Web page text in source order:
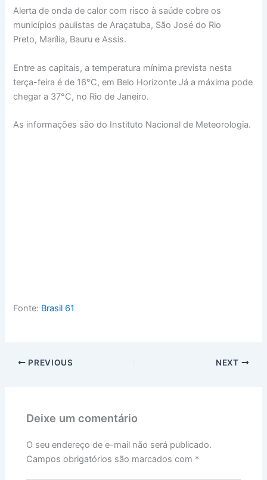
Alerta de onda de calor com risco à saúde cobre os
municípios paulistas de Araçatuba, São José do Rio
Preto, Marília, Bauru e Assis.
Entre as capitais, a temperatura mínima prevista nesta
terça-feira é de 16°C, em Belo Horizonte Já a máxima pode
chegar a 37°C, no Rio de Janeiro.
As informações são do Instituto Nacional de Meteorologia.
Fonte: Brasil 61
PREVIOUS NEXT
Deixe um comentário
O seu endereço de e-mail não será publicado.
Campos obrigatórios são marcados com *